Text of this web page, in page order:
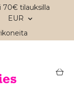
70€ tilauksilla
EUR